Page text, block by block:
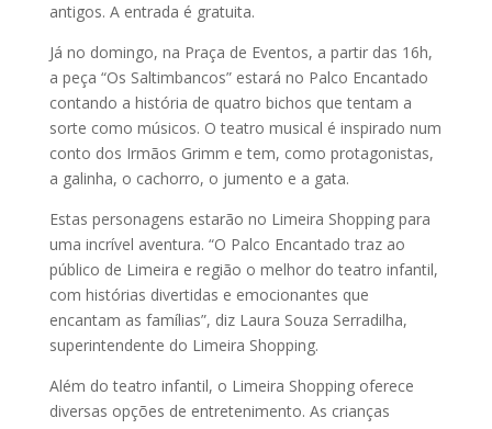
antigos. A entrada é gratuita.
Já no domingo, na Praça de Eventos, a partir das 16h,
a peça “Os Saltimbancos” estará no Palco Encantado
contando a história de quatro bichos que tentam a
sorte como músicos. O teatro musical é inspirado num
conto dos Irmãos Grimm e tem, como protagonistas,
a galinha, o cachorro, o jumento e a gata.
Estas personagens estarão no Limeira Shopping para
uma incrível aventura. “O Palco Encantado traz ao
público de Limeira e região o melhor do teatro infantil,
com histórias divertidas e emocionantes que
encantam as famílias”, diz Laura Souza Serradilha,
superintendente do Limeira Shopping.
Além do teatro infantil, o Limeira Shopping oferece
diversas opções de entretenimento. As crianças